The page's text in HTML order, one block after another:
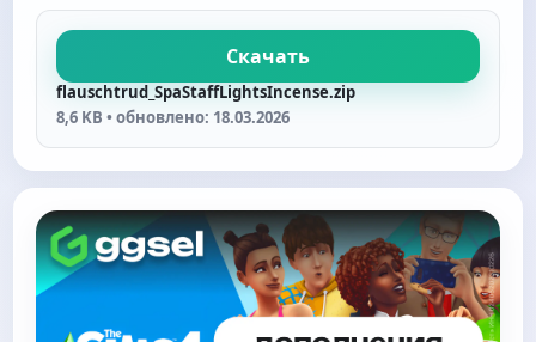
Скачать
flauschtrud_SpaStaffLightsIncense.zip
8,6 KB • обновлено: 18.03.2026